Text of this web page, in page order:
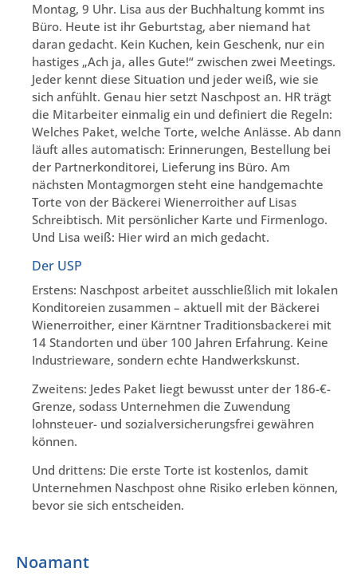
Montag, 9 Uhr. Lisa aus der Buchhaltung kommt ins
Büro. Heute ist ihr Geburtstag, aber niemand hat
daran gedacht. Kein Kuchen, kein Geschenk, nur ein
hastiges „Ach ja, alles Gute!“ zwischen zwei Meetings.
Jeder kennt diese Situation und jeder weiß, wie sie
sich anfühlt. Genau hier setzt Naschpost an. HR trägt
die Mitarbeiter einmalig ein und definiert die Regeln:
Welches Paket, welche Torte, welche Anlässe. Ab dann
läuft alles automatisch: Erinnerungen, Bestellung bei
der Partnerkonditorei, Lieferung ins Büro. Am
nächsten Montagmorgen steht eine handgemachte
Torte von der Bäckerei Wienerroither auf Lisas
Schreibtisch. Mit persönlicher Karte und Firmenlogo.
Und Lisa weiß: Hier wird an mich gedacht.
Der USP
Erstens: Naschpost arbeitet ausschließlich mit lokalen
Konditoreien zusammen – aktuell mit der Bäckerei
Wienerroither, einer Kärntner Traditionsbackerei mit
14 Standorten und über 100 Jahren Erfahrung. Keine
Industrieware, sondern echte Handwerkskunst.
Zweitens: Jedes Paket liegt bewusst unter der 186-€-
Grenze, sodass Unternehmen die Zuwendung
lohnsteuer- und sozialversicherungsfrei gewähren
können.
Und drittens: Die erste Torte ist kostenlos, damit
Unternehmen Naschpost ohne Risiko erleben können,
bevor sie sich entscheiden.
Noamant